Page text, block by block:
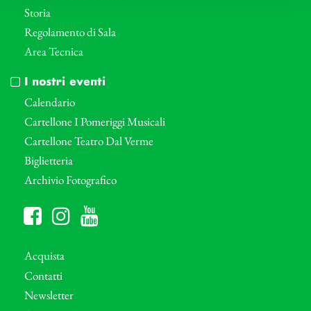
Storia
Regolamento di Sala
Area Tecnica
I nostri eventi
Calendario
Cartellone I Pomeriggi Musicali
Cartellone Teatro Dal Verme
Biglietteria
Archivio Fotografico
Acquista
Contatti
Newsletter